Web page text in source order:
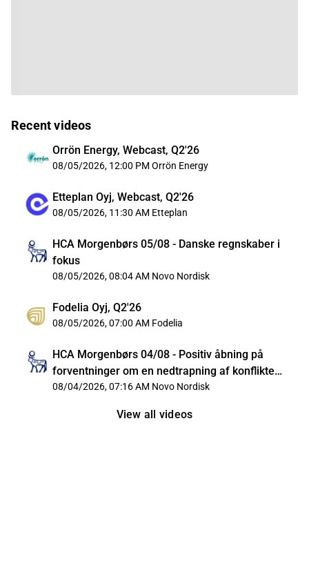
Recent videos
Orrön Energy, Webcast, Q2'26
08/05/2026, 12:00 PM Orrön Energy
Etteplan Oyj, Webcast, Q2'26
08/05/2026, 11:30 AM Etteplan
HCA Morgenbørs 05/08 - Danske regnskaber i
fokus
08/05/2026, 08:04 AM Novo Nordisk
Fodelia Oyj, Q2'26
08/05/2026, 07:00 AM Fodelia
HCA Morgenbørs 04/08 - Positiv åbning på
forventninger om en nedtrapning af konflikten i
Iran
08/04/2026, 07:16 AM Novo Nordisk
View all videos